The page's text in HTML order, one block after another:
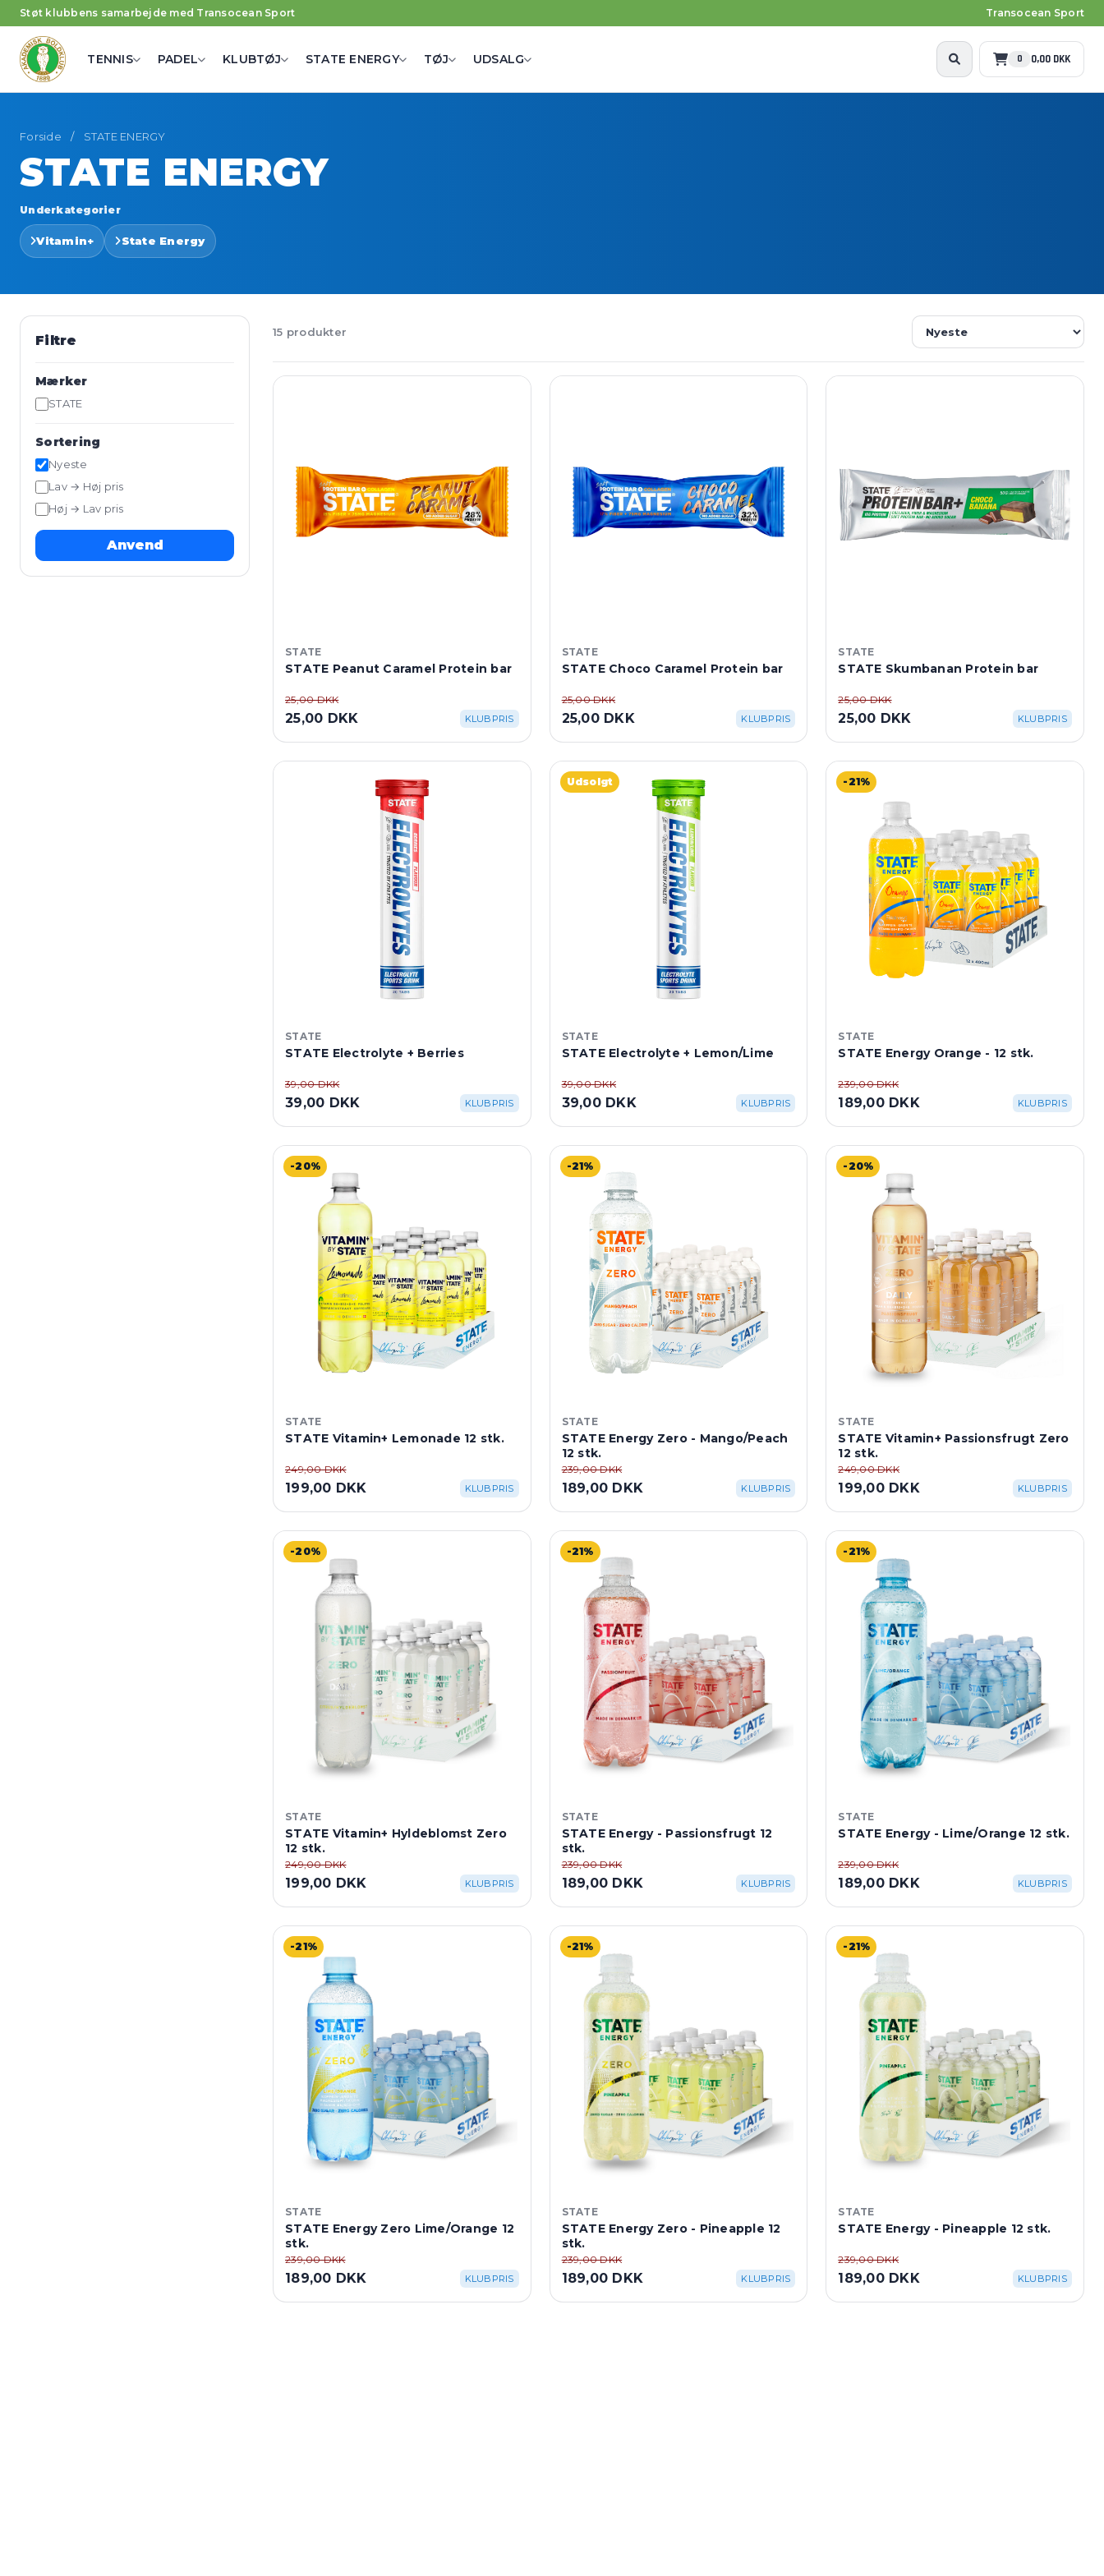
Støt klubbens samarbejde med Transocean Sport Transocean Sport
TENNIS PADEL KLUBTØJ STATE ENERGY TØJ UDSALG 0 0,00 DKK
Forside / STATE ENERGY
STATE ENERGY
Underkategorier
Vitamin+ State Energy
Filtre
Mærker
STATE
Sortering
Nyeste
Lav → Høj pris
Høj → Lav pris
Anvend
15 produkter
STATE
STATE Peanut Caramel Protein bar
25,00 DKK
25,00 DKK KLUBPRIS
STATE
STATE Choco Caramel Protein bar
25,00 DKK
25,00 DKK KLUBPRIS
STATE
STATE Skumbanan Protein bar
25,00 DKK
25,00 DKK KLUBPRIS
STATE
STATE Electrolyte + Berries
39,00 DKK
39,00 DKK KLUBPRIS
Udsolgt
STATE
STATE Electrolyte + Lemon/Lime
39,00 DKK
39,00 DKK KLUBPRIS
-21%
STATE
STATE Energy Orange - 12 stk.
239,00 DKK
189,00 DKK KLUBPRIS
-20%
STATE
STATE Vitamin+ Lemonade 12 stk.
249,00 DKK
199,00 DKK KLUBPRIS
-21%
STATE
STATE Energy Zero - Mango/Peach
12 stk.
239,00 DKK
189,00 DKK KLUBPRIS
-20%
STATE
STATE Vitamin+ Passionsfrugt Zero
12 stk.
249,00 DKK
199,00 DKK KLUBPRIS
-20%
STATE
STATE Vitamin+ Hyldeblomst Zero
12 stk.
249,00 DKK
199,00 DKK KLUBPRIS
-21%
STATE
STATE Energy - Passionsfrugt 12
stk.
239,00 DKK
189,00 DKK KLUBPRIS
-21%
STATE
STATE Energy - Lime/Orange 12 stk.
239,00 DKK
189,00 DKK KLUBPRIS
-21%
STATE
STATE Energy Zero Lime/Orange 12
stk.
239,00 DKK
189,00 DKK KLUBPRIS
-21%
STATE
STATE Energy Zero - Pineapple 12
stk.
239,00 DKK
189,00 DKK KLUBPRIS
-21%
STATE
STATE Energy - Pineapple 12 stk.
239,00 DKK
189,00 DKK KLUBPRIS